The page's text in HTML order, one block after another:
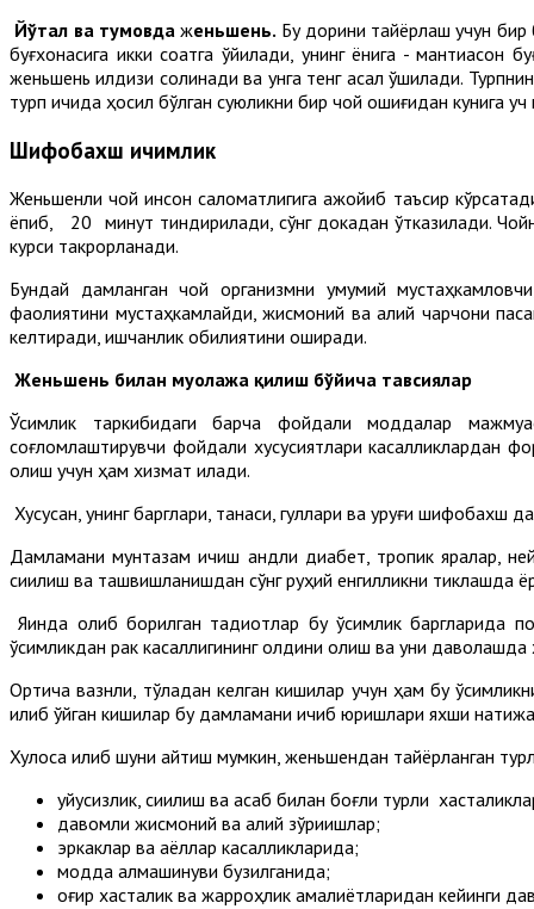
Йўтал ва тумовда женьшень. Бу дорини тайёрлаш учун бир
буғхонасига икки соатга қўйилади, унинг ёнига -
женьшень илдизи солинади ва унга тенг асал қўшилади.
турп ичида ҳосил бўлган суюқликни бир чой қошиғидан
Шифобахш ичимлик
Женьшенли чой инсон саломатлигига ажойиб таъсир
ёпиб, 20 минут тиндирилади, сўнг докадан ўтказилади.
курси такрорланади.
Бундай дамланган чой организмни умумий
фаолиятини мустаҳкамлайди, жисмоний ва ақлий чарчоқни
келтиради, ишчанлик қобилиятини оширади.
Женьшень билан муолажа қилиш бўйича тавсиялар
Ўсимлик таркибидаги барча фойдали моддалар
соғломлаштирувчи фойдали хусусиятлари касалликлардан
олиш учун ҳам хизмат қилади.
Хусусан, унинг барглари, танаси, гуллари ва уруғи
Дамламани мунтазам ичиш қандли диабет, тропик яралар,
сиқилиш ва ташвишланишдан сўнг руҳий енгилликни тиклашда
Яқинда олиб борилган тадқиқотлар бу ўсимлик
ўсимликдан рак касаллигининг олдини олиш ва уни
Ортиқча вазнли, тўладан келган кишилар учун ҳам бу
қилиб қўйган кишилар бу дамламани ичиб юришлари яхши
Хулоса қилиб шуни айтиш мумкин, женьшендан тайёрланган
уйқусизлик, сиқилиш ва асаб билан боғлиқ турли
давомли жисмоний ва ақлий зўриқишлар;
эркаклар ва аёллар касалликларида;
модда алмашинуви бузилганида;
оғир хасталик ва жарроҳлик амалиётларидан кейинги